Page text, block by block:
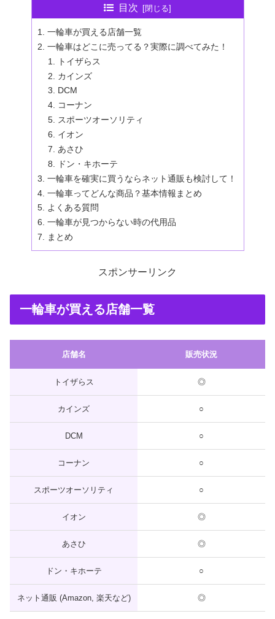
目次
一輪車が買える店舗一覧
一輪車はどこに売ってる？実際に調べてみた！
トイザらス
カインズ
DCM
コーナン
スポーツオーソリティ
イオン
あさひ
ドン・キホーテ
一輪車を確実に買うならネット通販も検討して！
一輪車ってどんな商品？基本情報まとめ
よくある質問
一輪車が見つからない時の代用品
まとめ
スポンサーリンク
一輪車が買える店舗一覧
店舗名 販売状況
トイザらス ◎
カインズ ○
DCM ○
コーナン ○
スポーツオーソリティ ○
イオン ◎
あさひ ◎
ドン・キホーテ ○
ネット通販 (Amazon, 楽天など) ◎